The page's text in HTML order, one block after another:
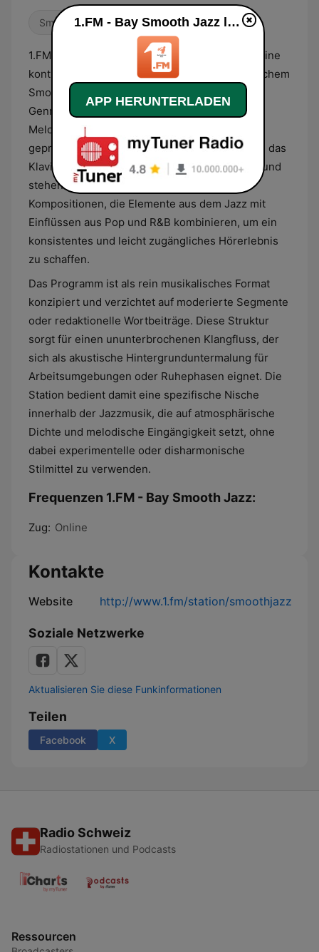
Smooth Jazz
1.FM - Bay Smooth Jazz konzentriert sich auf eine
kontinuierliche Ausstrahlung von zeitgenössischem
Smooth Jazz und verwandten instrumentalen
Genres. Das Musikprofil ist durch harmonische
Melodien und einen entspannten Rhythmus
geprägt, wobei Instrumente wie das Saxophon, das
Klavier und die akustische Gitarre im Vordergrund
stehen. Die Auswahl umfasst moderne
Kompositionen, die Elemente aus dem Jazz mit
Einflüssen aus Pop und R&B kombinieren, um ein
konsistentes und leicht zugängliches Hörerlebnis
zu schaffen.
Das Programm ist als rein musikalisches Format
konzipiert und verzichtet auf moderierte Segmente
oder redaktionelle Wortbeiträge. Diese Struktur
sorgt für einen ununterbrochenen Klangfluss, der
sich als akustische Hintergrunduntermalung für
Arbeitsumgebungen oder Ruhephasen eignet. Die
Station bedient damit eine spezifische Nische
innerhalb der Jazzmusik, die auf atmosphärische
Dichte und melodische Eingängigkeit setzt, ohne
dabei experimentelle oder disharmonische
Stilmittel zu verwenden.
Frequenzen 1.FM - Bay Smooth Jazz:
Zug: Online
Kontakte
Website http://www.1.fm/station/smoothjazz
Soziale Netzwerke
Aktualisieren Sie diese Funkinformationen
Teilen
Facebook X
Radio Schweiz
Radiostationen und Podcasts
Ressourcen
1.FM - Bay Smooth Jazz live
APP HERUNTERLADEN